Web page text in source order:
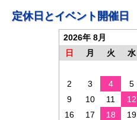
ゲ定休日とイベント開催日
2026年 8月
日
月 火 水
2
3 4 5
9
10 11 12
16
17 18 19